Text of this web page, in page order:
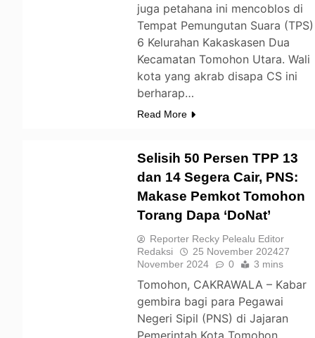
juga petahana ini mencoblos di
Tempat Pemungutan Suara (TPS)
6 Kelurahan Kakaskasen Dua
Kecamatan Tomohon Utara. Wali
kota yang akrab disapa CS ini
berharap…
Read More
Selisih 50 Persen TPP 13
dan 14 Segera Cair, PNS:
Makase Pemkot Tomohon
Torang Dapa ‘DoNat’
Reporter Recky Pelealu Editor
Redaksi
25 November 202427
November 2024
0 3 mins
Tomohon, CAKRAWALA – Kabar
gembira bagi para Pegawai
Negeri Sipil (PNS) di Jajaran